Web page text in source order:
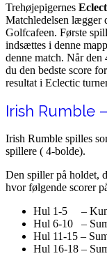
Trehøjepigernes
Matchledelsen lægger
Golfcafeen. Første
indsættes i denne
denne match. Når den
du den bedste score
resultat i Eclectic
Irish Rumble
Irish Rumble spilles
spillere ( 4-bolde).
Den spiller på holdet,
hvor følgende scorer
Hul 1-5 – Kun
Hul 6-10 –
Hul 11-15 –
Hul 16-18 –